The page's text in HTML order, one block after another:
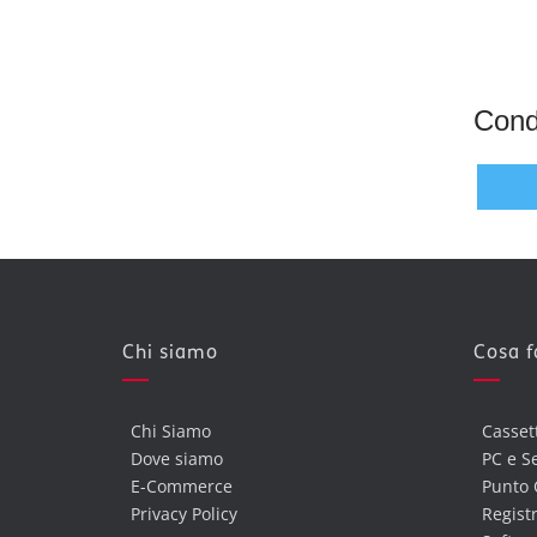
Chi siamo
Chi Siamo
Dove siamo
E-Commerce
Privacy Policy
Cosa
PC e
Punto